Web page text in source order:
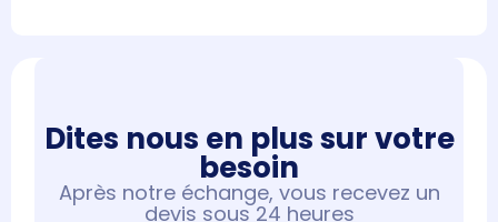
Dites nous en plus sur votre
besoin​
Après notre échange, vous recevez un
devis sous 24 heures